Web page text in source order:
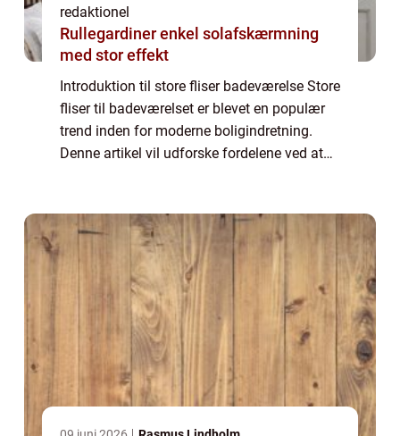
redaktionel
Rullegardiner enkel solafskærmning
med stor effekt
Introduktion til store fliser badeværelse Store
fliser til badeværelset er blevet en populær
trend inden for moderne boligindretning.
Denne artikel vil udforske fordelene ved at